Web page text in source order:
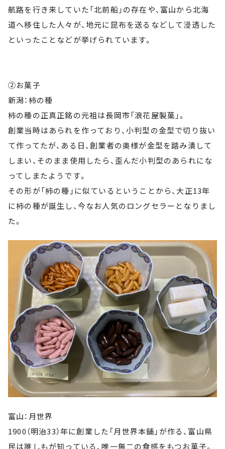
航路を行き来していた「北前船」の存在や、富山から北海
道へ移住した人々が、地元に昆布を送るなどして浸透した
といったことなどが挙げられています。
②お菓子
新潟：柿の種
柿の種の正真正銘の元祖は長岡市「浪花屋製菓」。
創業当時はあられを作っており、小判型の金型で切り抜い
て作ってたが、ある日、創業者の奥様が金型を踏み潰して
しまい、そのまま使用したら、歪んだ小判型のあられにな
ってしまたようです。
その形が「柿の種」に似ているということから、大正13年
に柿の種が誕生し、今なお人気のロングセラーとなりまし
た。
富山：月世界
1900（明治33）年に創業した「月世界本舗」が作る、富山県
民は誰しもが知っている、唯一無二の食感をもつお菓子。